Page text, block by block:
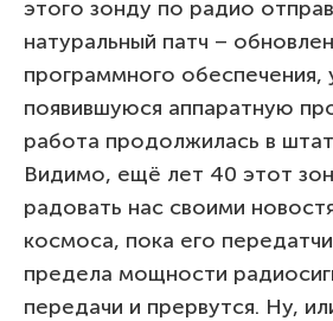
этого зонду по радио
натуральный патч –
программного
появившуюся аппаратную
работа продолжилась в
Видимо, ещё лет 40 этот
радовать нас своими
космоса, пока его
предела мощности
передачи и прервутся. Ну,